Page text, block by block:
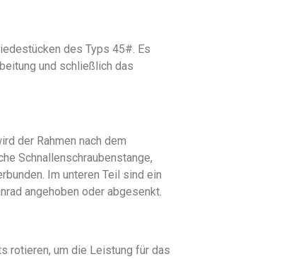
des Typs 45#. Es
und schließlich das
der Rahmen nach dem
Schnallenschraubenstange,
Im unteren Teil sind ein
angehoben oder abgesenkt.
rotieren, um die Leistung für das